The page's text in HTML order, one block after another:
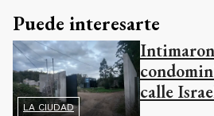
Puede interesarte
LA CIUDAD
calle